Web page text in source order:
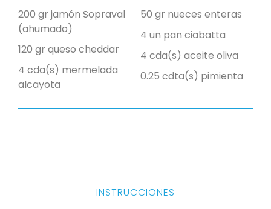
200 gr jamón Sopraval
(ahumado)
120 gr queso cheddar
4 cda(s) mermelada
alcayota
50 gr nueces enteras
4 un pan ciabatta
4 cda(s) aceite oliva
0.25 cdta(s) pimienta
INSTRUCCIONES